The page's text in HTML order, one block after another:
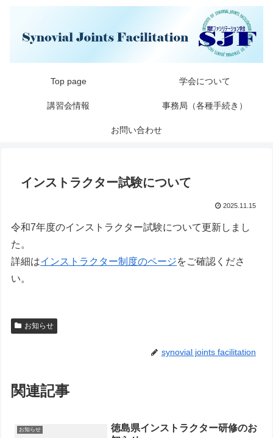
Top page 学会について
講習会情報 事務局（各種手続き）
お問い合わせ
インストラクター試験について
2025.11.15
令和7年度のインストラクター試験について更新しまし
た。
詳細はインストラクター制度のページをご確認くださ
い。
お知らせ
synovial joints facilitation
関連記事
お知らせ
徳島県インストラクター研修のお